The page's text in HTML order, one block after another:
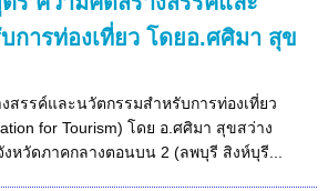
การท่องเที่ยว โดยอ.ศศิมา สุข
สรรค์และนวัตกรรมสำหรับการท่องเที่ยว
for Tourism) โดย อ.ศศิมา สุขสว่าง
หวัดภาคกลางตอนบน 2 (ลพบุรี สิงห์บุรี...